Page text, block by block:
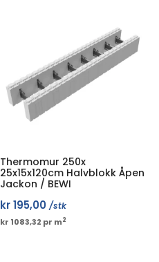
Thermomur 250x
25x15x120cm Halvblokk Åpen
Jackon / BEWI
kr195,00 /stk
kr 1083,32 pr m2